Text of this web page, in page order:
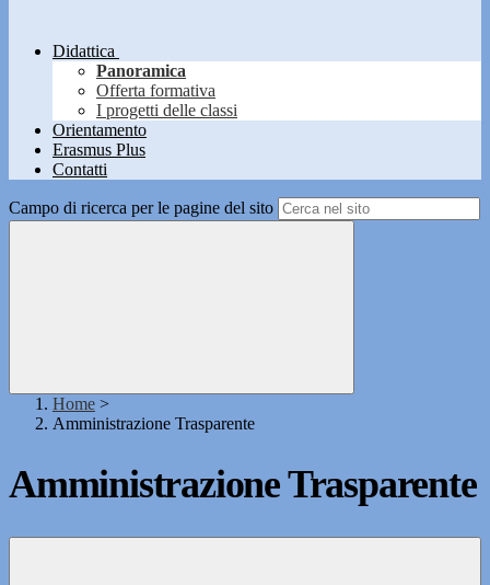
Didattica
Panoramica
Offerta formativa
I progetti delle classi
Orientamento
Erasmus Plus
Contatti
Campo di ricerca per le pagine del sito
Home >
Amministrazione Trasparente
Amministrazione Trasparente